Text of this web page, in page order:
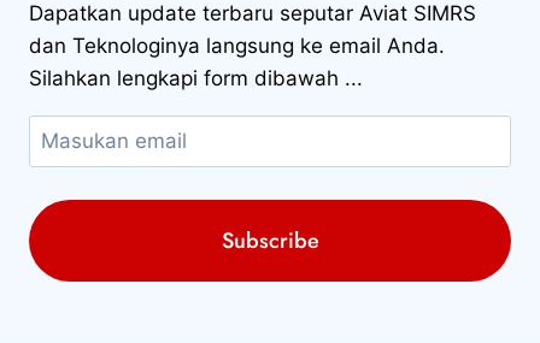
Dapatkan update terbaru seputar Aviat SIMRS
dan Teknologinya langsung ke email Anda.
Silahkan lengkapi form dibawah ...